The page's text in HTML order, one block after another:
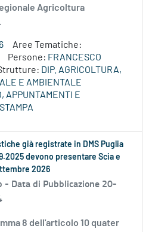
Agricoltura
.
Aree Tematiche:
Persone: FRANCESCO
DIP. AGRICOLTURA,
E AMBIENTALE
APPUNTAMENTI E
già registrate in DMS Puglia
devono presentare Scia e
2026
- Data di Pubblicazione 20-
8 dell'articolo 10 quater